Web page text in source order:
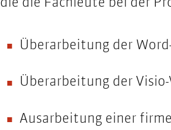
Überarbeitung der
Überarbeitung der
Ausarbeitung einer